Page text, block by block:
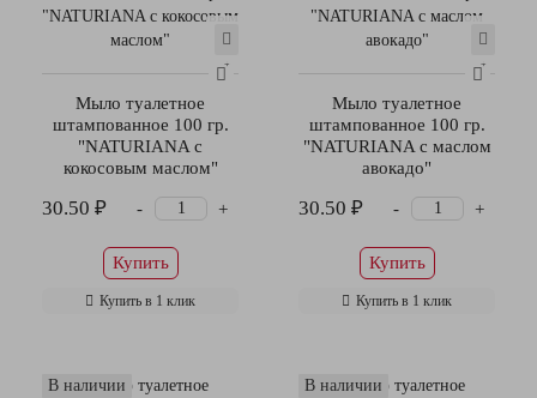
Мыло туалетное
штампованное 100 гр.
"NATURIANA с
кокосовым маслом"
30.50 ₽ +
-
Купить
Купить в 1 клик
Мыло туалетное
штампованное 100 гр.
"NATURIANA с маслом
авокадо"
30.50 ₽ +
-
Купить
Купить в 1 клик
В наличии В наличии